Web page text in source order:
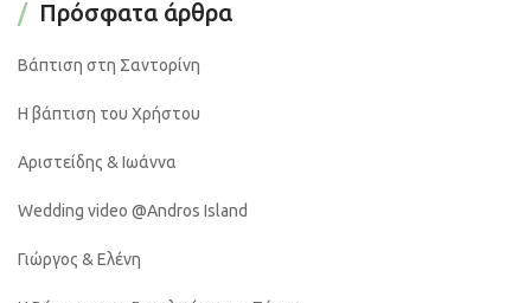
Πρόσφατα άρθρα
Βάπτιση στη Σαντορίνη
Η βάπτιση του Χρήστου
Αριστείδης & Ιωάννα
Wedding video @Andros Island
Γιώργος & Ελένη